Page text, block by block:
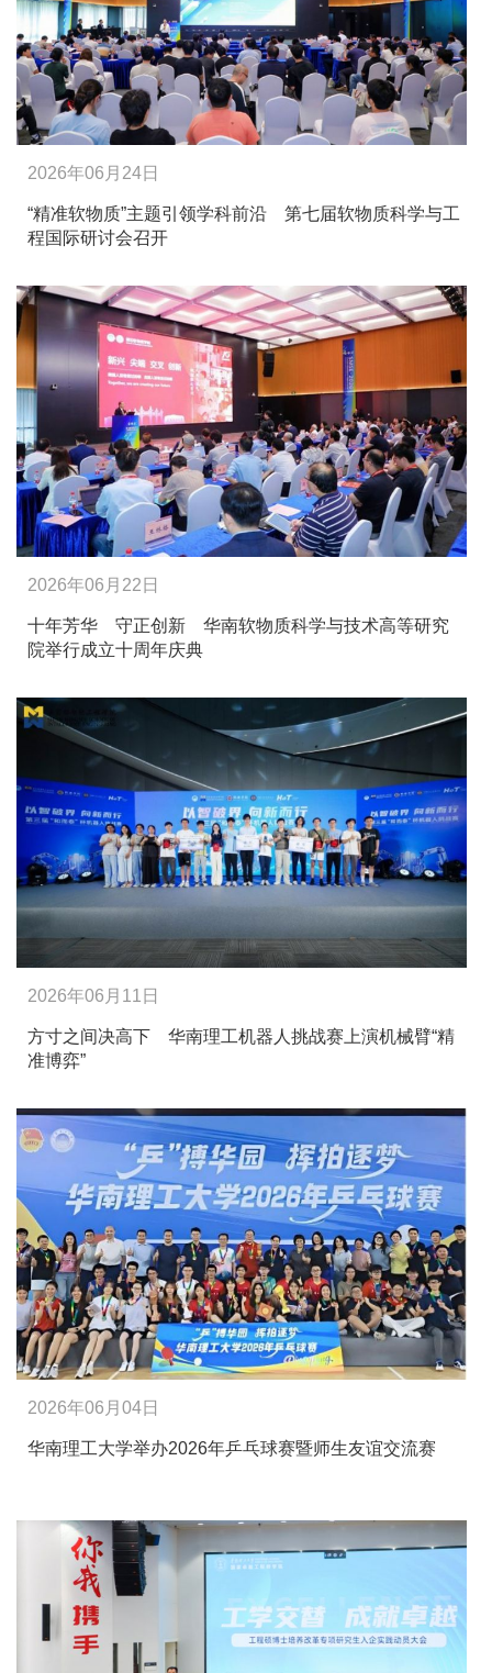
2026年06月24日
“精准软物质”主题引领学科前沿 第七届软物质科学与工
程国际研讨会召开
2026年06月22日
十年芳华 守正创新 华南软物质科学与技术高等研究
院举行成立十周年庆典
2026年06月11日
方寸之间决高下 华南理工机器人挑战赛上演机械臂“精
准博弈”
2026年06月04日
华南理工大学举办2026年乒乓球赛暨师生友谊交流赛